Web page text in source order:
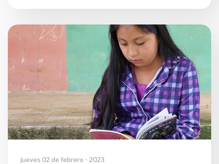
jueves 02 de febrero - 2023